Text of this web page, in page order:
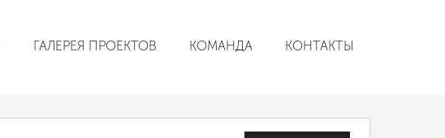
ГАЛЕРЕЯ ПРОЕКТОВ КОМАНДА КОНТАКТЫ